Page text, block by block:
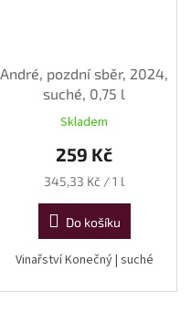
André, pozdní sběr, 2024,
suché, 0,75 l
Skladem
259 Kč
Měrná
345,33 Kč / 1 l
Do košíku
Vinařství Konečný | suché